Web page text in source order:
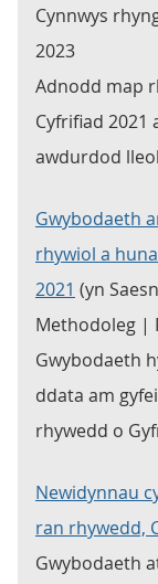
Cynnwys
2023
Adnodd map
Cyfrifiad 2021
awdurdod
Gwybodaeth
rhywiol a
2021 (yn
Methodoleg |
Gwybodaeth
ddata am
rhywedd o
Newidynnau
ran rhywedd,
Gwybodaeth